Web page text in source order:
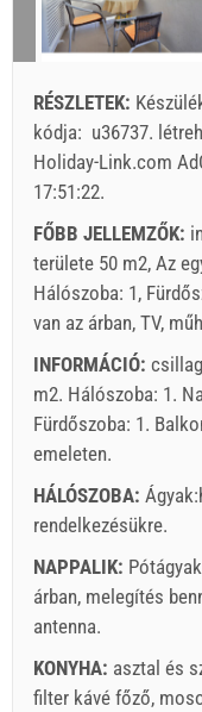
4
min. Éjszaka
érkezés
A kijelzőn lévő
személyek számára.
Ajánlatok:
Holiday-Link fizet:
10 %
Feltétlenül szükséges:
10 EUR (once - által
30.06. / 01.09. -
Választható: Házi
10
17
31
Ha nem szeretné
RÉSZLETEK:
kódja: u36737.
Holiday-Link.com
17:51:22.
FŐBB JELLEMZŐK:
területe 50 m2, Az
Hálószoba: 1,
van az árban, TV,
INFORMÁCIÓ:
m2. Hálószoba: 1.
Fürdőszoba: 1.
emeleten.
HÁLÓSZOBA: Ágyak:
rendelkezésükre.
NAPPALIK:
árban, melegítés
antenna.
KONYHA: asztal és
filter kávé főző,